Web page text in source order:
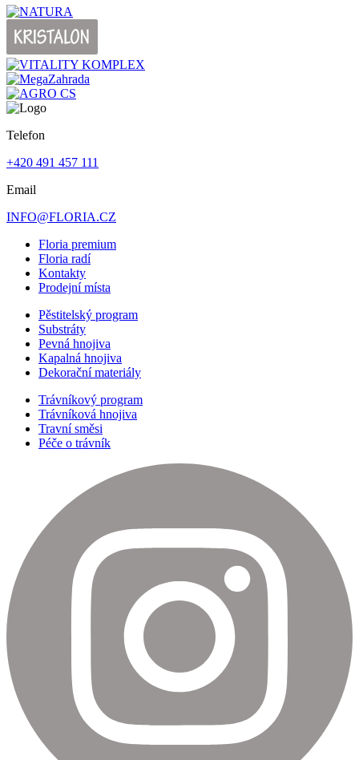
Telefon
+420 491 457 111
Email
INFO@FLORIA.CZ
Floria premium
Floria radí
Kontakty
Prodejní místa
Pěstitelský program
Substráty
Pevná hnojiva
Kapalná hnojiva
Dekorační materiály
Trávníkový program
Trávníková hnojiva
Travní směsi
Péče o trávník